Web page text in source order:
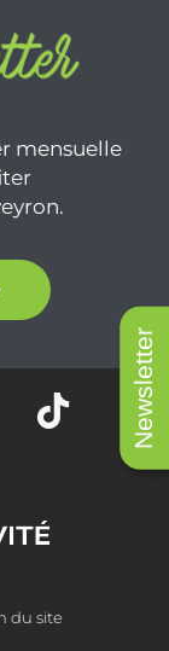
Newsletter
mensuelle
du site